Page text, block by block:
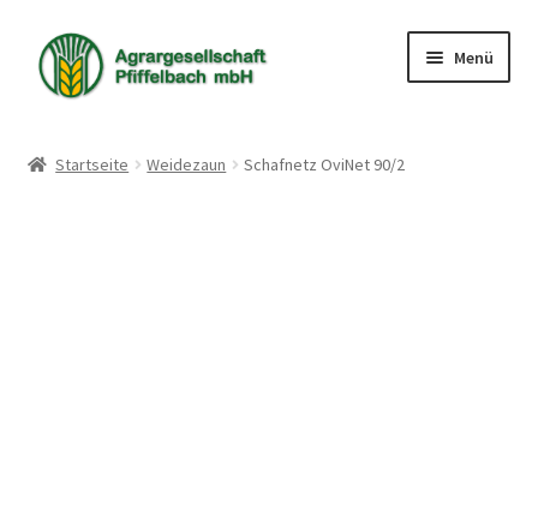
Zur
Navigation
springen
Zum
Inhalt
springen
Menü
Startseite Weidezaun Schafnetz OviNet 90/2